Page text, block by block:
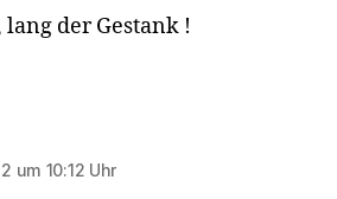
der Gestank !
um 10:12 Uhr